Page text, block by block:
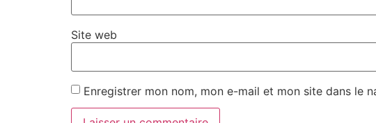
Site web
Enregistrer mon nom, mon e-mail et mon site dans le